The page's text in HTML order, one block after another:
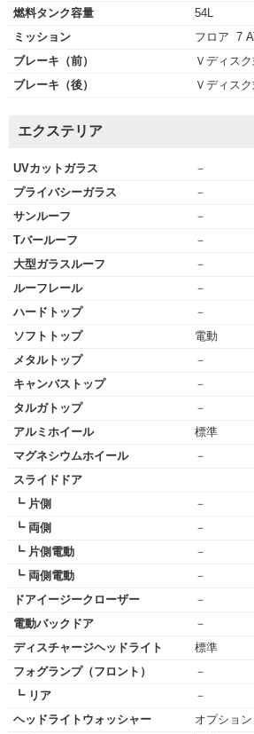
燃料タンク容量
54L
ミッション
フロア 7
ブレーキ（前）
Ｖディス
ブレーキ（後）
Ｖディス
エクステリア
UVカットガラス
－
プライバシーガラス
－
サンルーフ
－
Tバールーフ
－
大型ガラスルーフ
－
ルーフレール
－
ハードトップ
－
ソフトトップ
電動
メタルトップ
－
キャンバストップ
－
タルガトップ
－
アルミホイール
標準
マグネシウムホイール
－
スライドドア
┗ 片側
－
┗ 両側
－
┗ 片側電動
－
┗ 両側電動
－
ドアイージークローザー
－
電動バックドア
－
ディスチャージヘッドライト
標準
フォグランプ（フロント）
－
┗ リア
－
ヘッドライトウォッシャー
オプション